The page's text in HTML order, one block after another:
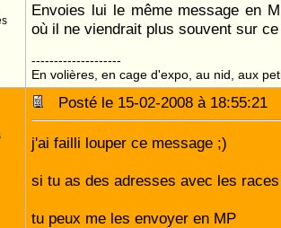
Envoies lui le même message en
où il ne viendrait plus souvent sur
--------------------
En volières, en cage d'expo, au nid, aux
Posté le 15-02-2008 à 18:55:21
j'ai failli louper ce message ;)
si tu as des adresses avec les
tu peux me les envoyer en MP